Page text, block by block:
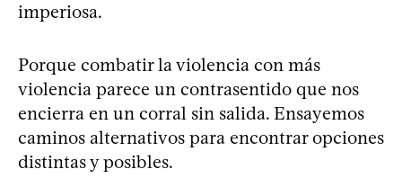
imperiosa.
Porque combatir la violencia con más
violencia parece un contrasentido que nos
encierra en un corral sin salida. Ensayemos
caminos alternativos para encontrar opciones
distintas y posibles.